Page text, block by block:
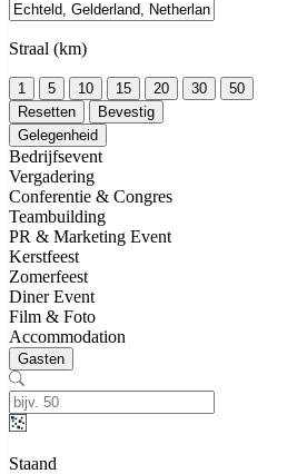
Straal (km)
1 5 10 15 20 30
50
Resetten
Bevestig
Gelegenheid
Bedrijfsevent
Vergadering
Conferentie & Congres
Teambuilding
PR & Marketing Event
Kerstfeest
Zomerfeest
Diner Event
Film & Foto
Accommodation
Gasten
Staand